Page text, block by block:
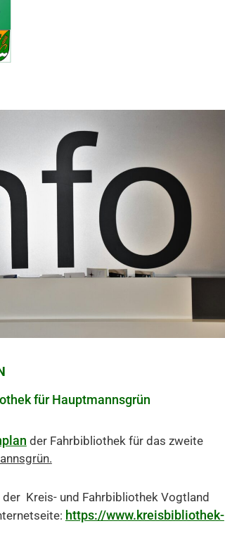
für Hauptmannsgrün
der Fahrbibliothek für das zweite
Kreis- und Fahrbibliothek Vogtland
https://www.kreisbibliothek-